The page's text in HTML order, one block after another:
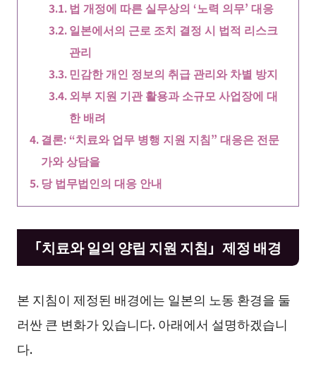
법 개정에 따른 실무상의 ‘노력 의무’ 대응
일본에서의 근로 조치 결정 시 법적 리스크
관리
민감한 개인 정보의 취급 관리와 차별 방지
외부 지원 기관 활용과 소규모 사업장에 대
한 배려
결론: “치료와 업무 병행 지원 지침” 대응은 전문
가와 상담을
당 법무법인의 대응 안내
「치료와 일의 양립 지원 지침」제정 배경
본 지침이 제정된 배경에는 일본의 노동 환경을 둘
러싼 큰 변화가 있습니다. 아래에서 설명하겠습니
다.